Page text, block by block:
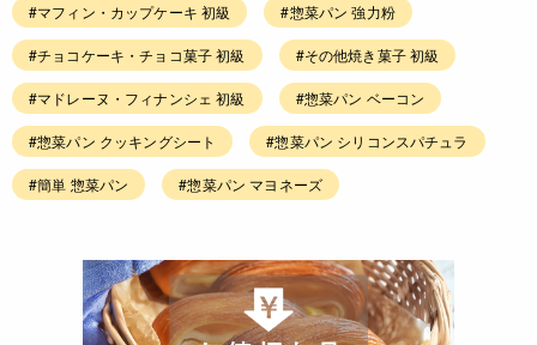
#マフィン・カップケーキ 初級 #惣菜パン 強力粉
#チョコケーキ・チョコ菓子 初級 #その他焼き菓子 初級
#マドレーヌ・フィナンシェ 初級 #惣菜パン ベーコン
#惣菜パン クッキングシート #惣菜パン シリコンスパチュラ
#簡単 惣菜パン #惣菜パン マヨネーズ